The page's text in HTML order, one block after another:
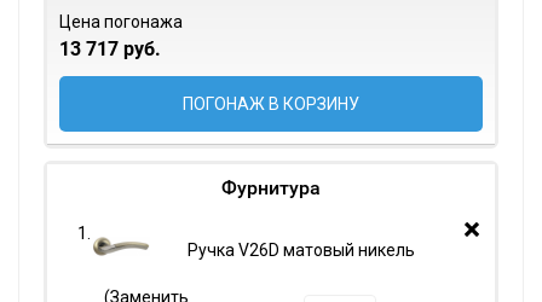
Цена погонажа
13 717 руб.
ПОГОНАЖ В КОРЗИНУ
Фурнитура
Ручка V26D матовый никель